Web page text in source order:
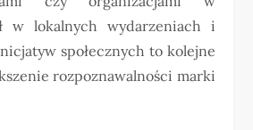
w lokalnych wydarzeniach i
społecznych to kolejne
rozpoznawalności marki